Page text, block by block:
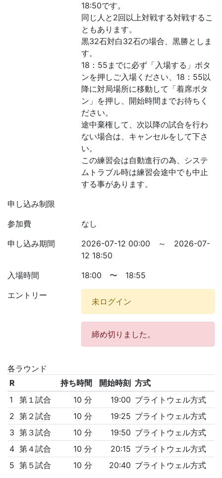
18:50です。
同じ人と2回以上対戦する対戦するこ
ともあります。
黒32石対白32石の場合、黒勝としま
す。
18：55までに必ず「入場する」ボタ
ンを押しご入場ください、18：55以
降に対局場所に移動して「着席ボタ
ン」を押し、開始時間までお待ちく
ださい。
途中棄権して、次以降の試合を行わ
ない場合は、キャンセルをして下さ
い。
この練習会は自動進行の為、システ
ムトラブル時は練習会途中でも中止
する事があります。
申し込み制限
参加費
なし
申し込み期間
2026-07-12 00:00 ～ 2026-07-
12 18:50
入場時間
18:00 〜 18:55
エントリー
未ログイン
締め切りました。
各ラウンド
R
持ち時間 開始時刻 方式
1
第１試合 10 分 19:00 ブライトウェル方式
2 第２試合 10 分 19:25 ブライトウェル方式
3 第３試合 10 分 19:50 ブライトウェル方式
4 第４試合 10 分 20:15 ブライトウェル方式
5 第５試合 10 分 20:40 ブライトウェル方式